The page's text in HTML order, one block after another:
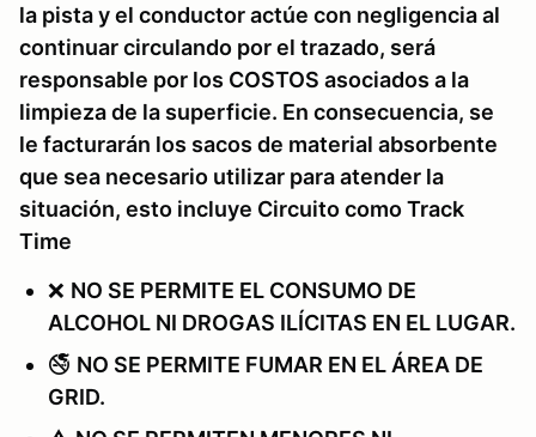
la pista y el conductor actúe con negligencia al
continuar circulando por el trazado, será
responsable por los COSTOS asociados a la
limpieza de la superficie. En consecuencia, se
le facturarán los sacos de material absorbente
que sea necesario utilizar para atender la
situación, esto incluye Circuito como Track
Time
❌ NO SE PERMITE EL CONSUMO DE
ALCOHOL NI DROGAS ILÍCITAS EN EL LUGAR.
🚭 NO SE PERMITE FUMAR EN EL ÁREA DE
GRID.